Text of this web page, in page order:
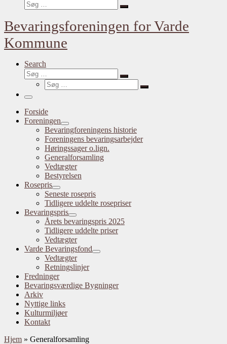
Søg
Søg
Bevaringsforeningen for Varde
Kommune
Search
Søg
Søg
Søg
Søg
Menu
Forside
Foreningen
Bevaringforeningens historie
Foreningens bevaringsarbejder
Høringssager o.lign.
Generalforsamling
Vedtægter
Bestyrelsen
Rosepris
Seneste rosepris
Tidligere uddelte rosepriser
Bevaringspris
Årets bevaringspris 2025
Tidligere uddelte priser
Vedtægter
Varde Bevaringsfond
Vedtægter
Retningslinjer
Fredninger
Bevaringsværdige Bygninger
Arkiv
Nyttige links
Kulturmiljøer
Kontakt
Hjem » Generalforsamling